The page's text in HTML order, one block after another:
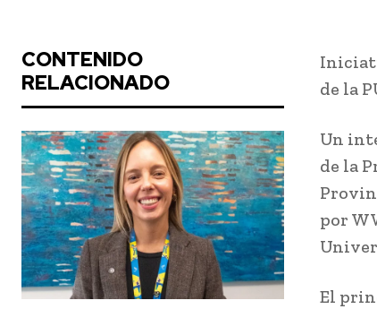
CONTENIDO
RELACIONADO
de la
Un
de la
por
El